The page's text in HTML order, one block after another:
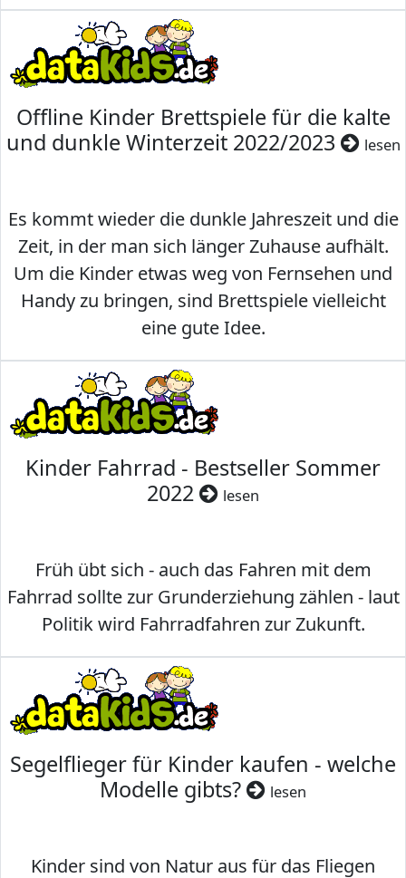
Offline Kinder Brettspiele für die kalte
und dunkle Winterzeit 2022/2023
lesen
Es kommt wieder die dunkle Jahreszeit und die
Zeit, in der man sich länger Zuhause aufhält.
Um die Kinder etwas weg von Fernsehen und
Handy zu bringen, sind Brettspiele vielleicht
eine gute Idee.
Kinder Fahrrad - Bestseller Sommer
2022
lesen
Früh übt sich - auch das Fahren mit dem
Fahrrad sollte zur Grunderziehung zählen - laut
Politik wird Fahrradfahren zur Zukunft.
Segelflieger für Kinder kaufen - welche
Modelle gibts?
lesen
Kinder sind von Natur aus für das Fliegen